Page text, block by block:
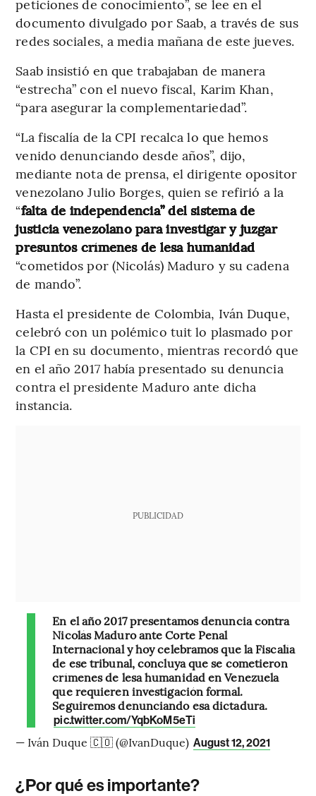
peticiones de conocimiento”, se lee en el
documento divulgado por Saab, a través de sus
redes sociales, a media mañana de este jueves.
Saab insistió en que trabajaban de manera
“estrecha” con el nuevo fiscal, Karim Khan,
“para asegurar la complementariedad”.
“La fiscalía de la CPI recalca lo que hemos
venido denunciando desde años”, dijo,
mediante nota de prensa, el dirigente opositor
venezolano Julio Borges, quien se refirió a la
“falta de independencia” del sistema de
justicia venezolano para investigar y juzgar
presuntos crímenes de lesa humanidad
“cometidos por (Nicolás) Maduro y su cadena
de mando”.
Hasta el presidente de Colombia, Iván Duque,
celebró con un polémico tuit lo plasmado por
la CPI en su documento, mientras recordó que
en el año 2017 había presentado su denuncia
contra el presidente Maduro ante dicha
instancia.
PUBLICIDAD
En el año 2017 presentamos denuncia contra
Nicolás Maduro ante Corte Penal
Internacional y hoy celebramos que la Fiscalía
de ese tribunal, concluya que se cometieron
crímenes de lesa humanidad en Venezuela
que requieren investigación formal.
Seguiremos denunciando esa dictadura.
pic.twitter.com/YqbKoM5eTi
— Iván Duque 🇨🇴 (@IvanDuque) August 12, 2021
¿Por qué es importante?